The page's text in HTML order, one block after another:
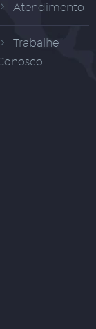
Atendimento
Trabalhe